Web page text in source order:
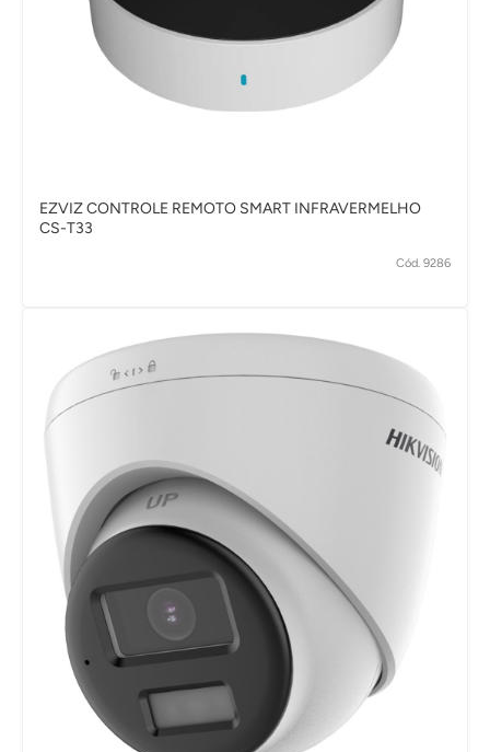
EZVIZ CONTROLE REMOTO SMART INFRAVERMELHO
CS-T33
Cód. 9286